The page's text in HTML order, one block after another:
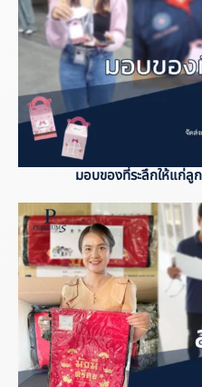
มอบของที่ระลึกให้แก่ลู